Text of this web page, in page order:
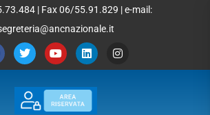
| Fax 06/55.91.829 | e-mail: